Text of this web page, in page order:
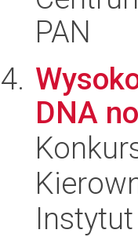
PAN
DNA